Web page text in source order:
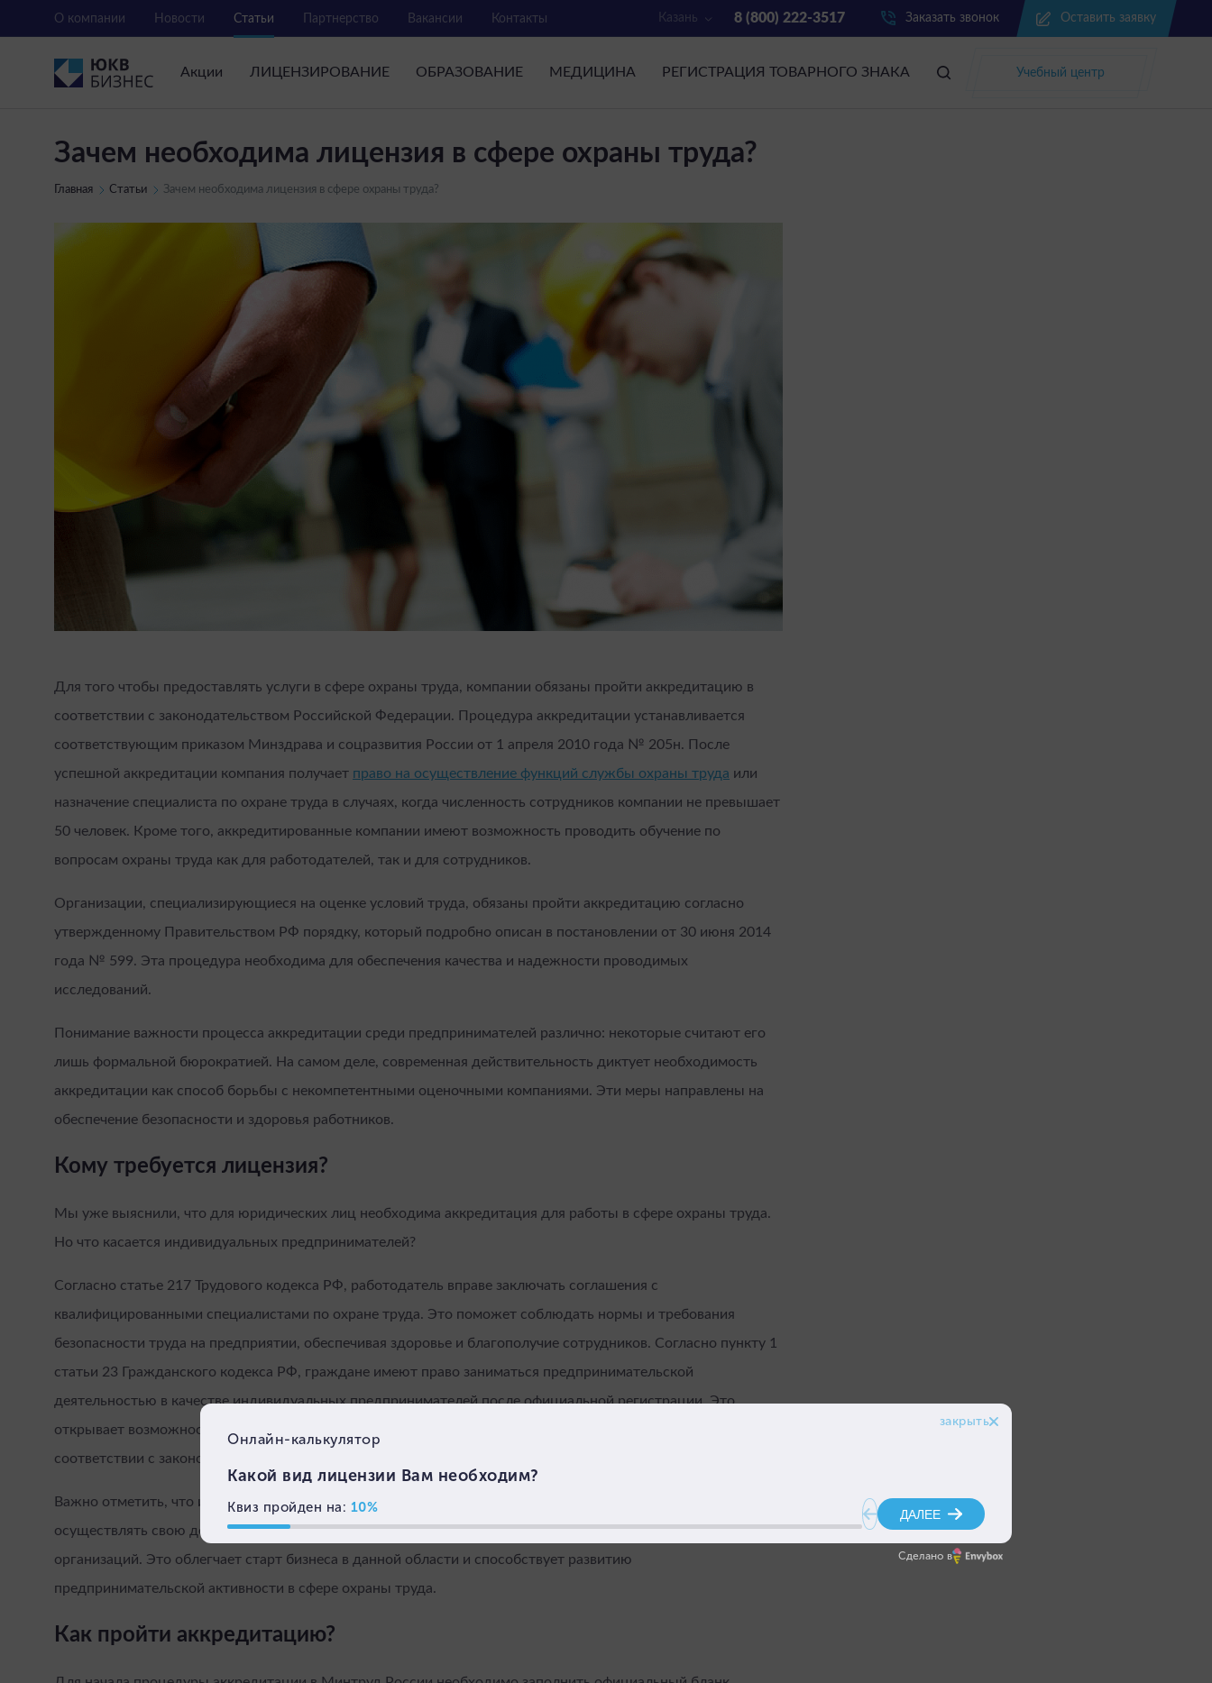
О компании Новости Статьи Партнерство Вакансии Контакты Казань 8 (800) 222-3517 Заказать звонок Оставить заявку
Акции ЛИЦЕНЗИРОВАНИЕ ОБРАЗОВАНИЕ МЕДИЦИНА РЕГИСТРАЦИЯ ТОВАРНОГО ЗНАКА Учебный центр
Зачем необходима лицензия в сфере охраны труда?
Главная Статьи Зачем необходима лицензия в сфере охраны труда?
Для того чтобы предоставлять услуги в сфере охраны труда, компании обязаны пройти аккредитацию в
соответствии с законодательством Российской Федерации. Процедура аккредитации устанавливается
соответствующим приказом Минздрава и соцразвития России от 1 апреля 2010 года № 205н. После
успешной аккредитации компания получает право на осуществление функций службы охраны труда или
назначение специалиста по охране труда в случаях, когда численность сотрудников компании не превышает
50 человек. Кроме того, аккредитированные компании имеют возможность проводить обучение по
вопросам охраны труда как для работодателей, так и для сотрудников.
Организации, специализирующиеся на оценке условий труда, обязаны пройти аккредитацию согласно
утвержденному Правительством РФ порядку, который подробно описан в постановлении от 30 июня 2014
года № 599. Эта процедура необходима для обеспечения качества и надежности проводимых
исследований.
Понимание важности процесса аккредитации среди предпринимателей различно: некоторые считают его
лишь формальной бюрократией. На самом деле, современная действительность диктует необходимость
аккредитации как способ борьбы с некомпетентными оценочными компаниями. Эти меры направлены на
обеспечение безопасности и здоровья работников.
Кому требуется лицензия?
Мы уже выяснили, что для юридических лиц необходима аккредитация для работы в сфере охраны труда.
Но что касается индивидуальных предпринимателей?
Согласно статье 217 Трудового кодекса РФ, работодатель вправе заключать соглашения с
квалифицированными специалистами по охране труда. Это поможет соблюдать нормы и требования
безопасности труда на предприятии, обеспечивая здоровье и благополучие сотрудников. Согласно пункту 1
статьи 23 Гражданского кодекса РФ, граждане имеют право заниматься предпринимательской
деятельностью в качестве индивидуальных предпринимателей после официальной регистрации. Это
открывает возможности для развития собственного бизнеса и осуществления коммерческих операций в
соответствии с законодательством.
Важно отметить, что индивидуальные предприниматели, занимающиеся сферой охраны труда, могут
осуществлять свою деятельность без обязательной аккредитации, которая требуется для компаний и
организаций. Это облегчает старт бизнеса в данной области и способствует развитию
предпринимательской активности в сфере охраны труда.
Как пройти аккредитацию?
Сделано в